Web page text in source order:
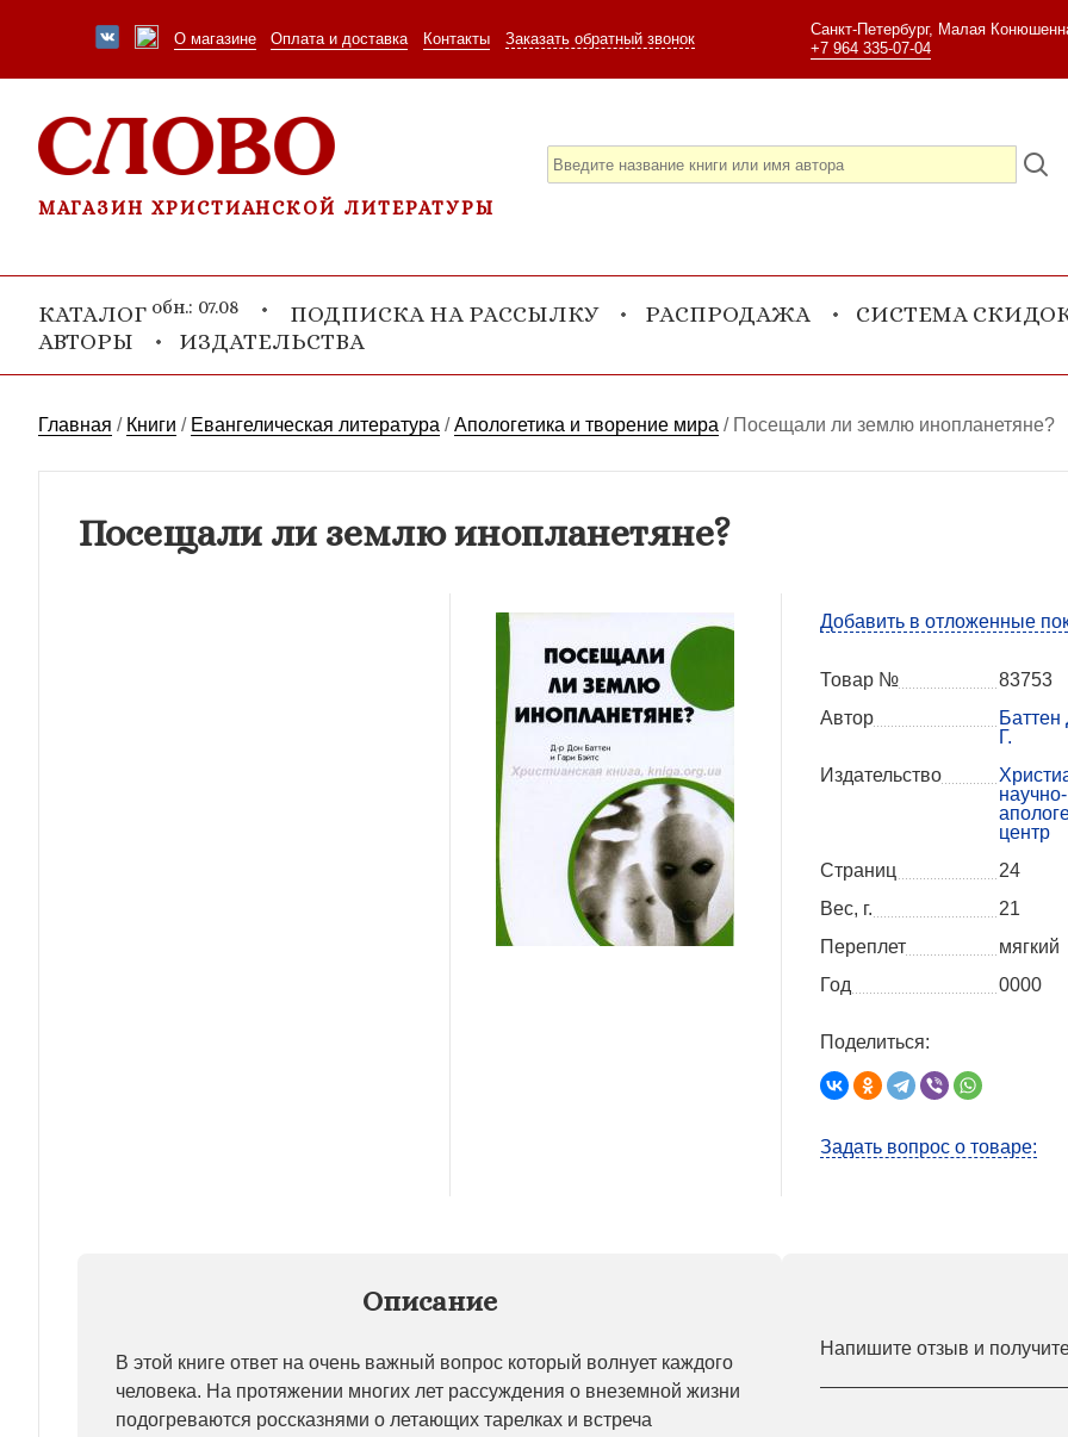
О магазине Оплата и доставка Контакты Заказать обратный звонок
Санкт-Петербург, Малая
+7 964 335-07-04
МАГАЗИН ХРИСТИАНСКОЙ ЛИТЕРАТУРЫ
КАТАЛОГ обн.: 07.08 ПОДПИСКА НА РАССЫЛКУ РАСПРОДАЖА
СИСТЕМА
АВТОРЫ
ИЗДАТЕЛЬСТВА
Главная / Книги / Евангелическая литература /Апологетика и творение мира / Посещали ли землю инопланетяне?
Посещали ли землю инопланетяне?
Добавить в отложенные
Товар №
83753
Автор
Баттен
Г.
Издательство
научно-
центр
Страниц
24
Вес, г.
21
Переплет
мягкий
Год
0000
Поделиться:
Задать вопрос о товаре:
Описание
В этой книге ответ на очень важный вопрос который волнует каждого
человека. На протяжении многих лет рассуждения о внеземной жизни
подогреваются россказнями о летающих тарелках и встреча
Напишите отзыв и